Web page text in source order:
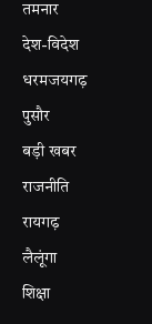
तमनार
देश-विदेश
धरमजयगढ़
पुसौर
बड़ी खबर
राजनीति
रायगढ़
लैलूंगा
शिक्षा